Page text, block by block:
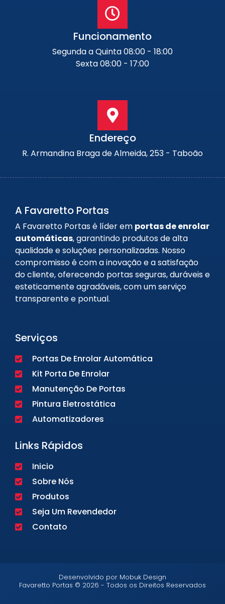
Funcionamento
Segunda a Quinta 08:00 - 18:00
Sexta 08:00 - 17:00
Endereço
R. Armandina Braga de Almeida, 253 - Taboão
A Favaretto Portas
A Favaretto Portas é líder em portas de enrolar
automáticas, garantindo produtos de alta
qualidade e soluções personalizadas. Nosso
compromisso é com a inovação e a satisfação
do cliente, oferecendo portas seguras, duráveis e
esteticamente agradáveis, com um serviço
transparente e pontual.
Serviços
Portas De Enrolar Automática
Kit Porta De Enrolar
Manutenção De Portas
Pintura Eletrostática
Automatizadores
Links Rápidos
Inicio
Sobre Nós
Produtos
Seja Um Revendedor
Contato
Desenvolvido por Mobuk Design
Favaretto Portas © 2026 - Todos os Direitos Reservados